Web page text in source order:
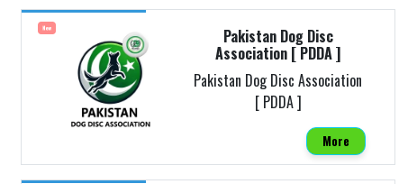
New Pakistan Dog Disc
Association [ PDDA ]
Pakistan Dog Disc Association
[ PDDA ]
More